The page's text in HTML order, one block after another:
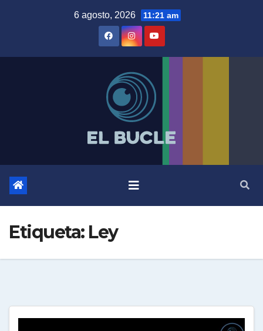
6 agosto, 2026 11:21 am
Etiqueta: Ley